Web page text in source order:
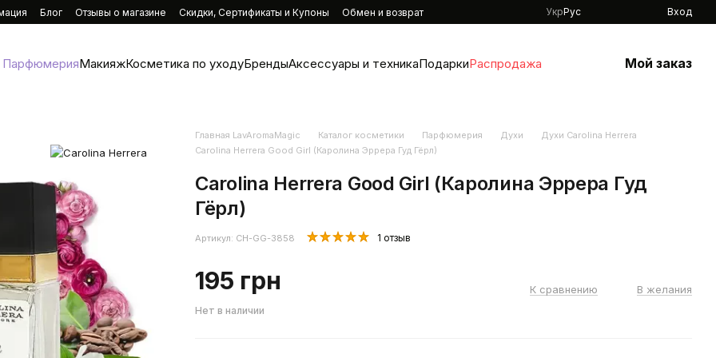
Блог Отзывы о магазине Скидки, Сертификаты и Купоны Обмен и возврат УкрРус Вход
ПарфюмерияМакияжКосметика по уходуБрендыАксессуары и техникаПодаркиРаспродажа Мой заказ
Главная LavAromaMagic Каталог косметики Парфюмерия Духи
Духи Carolina Herrera
Carolina Herrera Good Girl (Каролина Эррера Гуд Гёрл)
Carolina Herrera Good Girl (Каролина Эррера Гуд
Гёрл)
Артикул: CH-GG-3858 1 отзыв
195 грн
Нет в наличии
К сравнению В желания